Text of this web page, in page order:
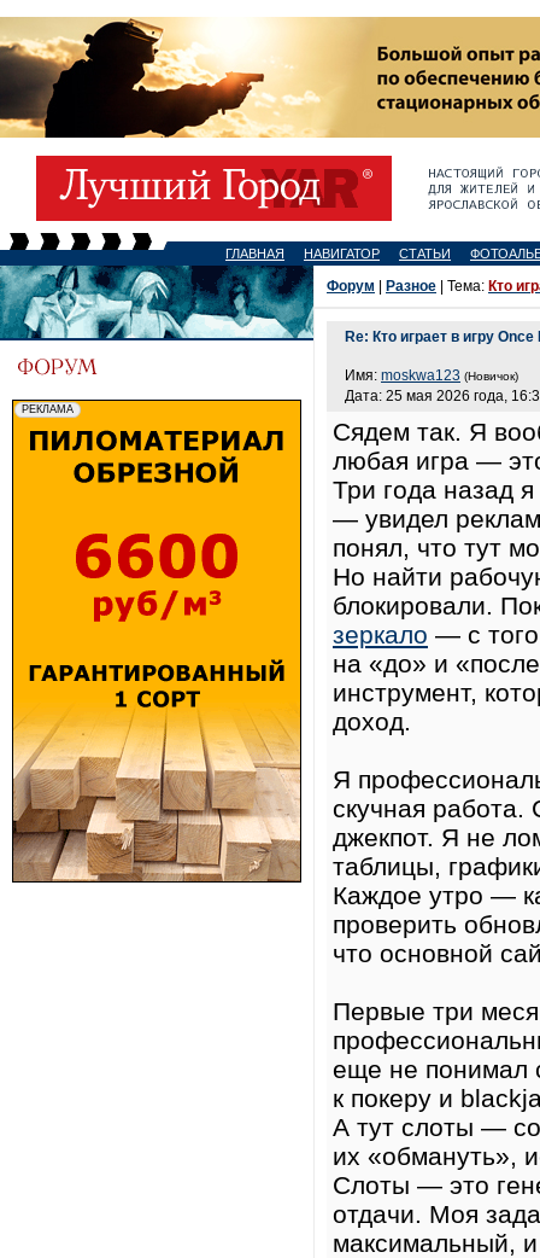
ГЛАВНАЯ НАВИГАТОР СТАТЬИ
Форум Разное | Тема: Кто
Re: Кто играет в игру Once
Имя: moskwa123 (Новичок)
Дата: 25 мая 2026 года,
Сядем так. Я
любая игра —
Три года назад
— увидел
понял, что тут
Но найти
блокировали.
зеркало — с
на «до» и
инструмент,
доход.
Я
скучная работа.
джекпот. Я не
таблицы,
Каждое утро —
проверить
что основной
Первые три
еще не понимал
к покеру и
А тут слоты —
их «обмануть»,
Слоты — это
отдачи. Моя
максимальный,